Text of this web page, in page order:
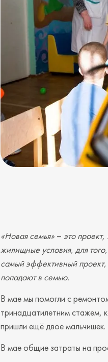
«Новая семья» – это
жилищные условия, для
самый эффективный проект,
попадают в семью.
В мае мы помогли с
тринадцатилетним стажем,
пришли ещё двое мальчишек.
В мае общие затраты на